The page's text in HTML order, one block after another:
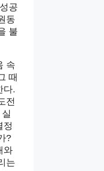
공
동
불
속
때
다.
전
정
?
와
는